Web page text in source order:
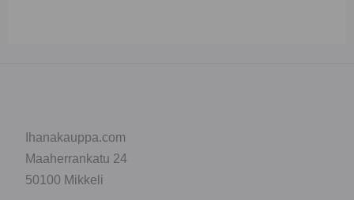
Ihanakauppa.com
Maaherrankatu 24
50100 Mikkeli